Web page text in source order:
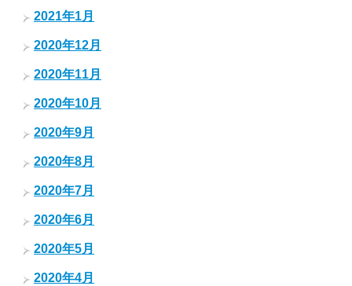
2021年1月
2020年12月
2020年11月
2020年10月
2020年9月
2020年8月
2020年7月
2020年6月
2020年5月
2020年4月